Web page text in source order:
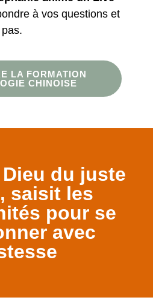
à vos questions et
LA FORMATION
CHINOISE
du juste
saisit les
pour se
avec